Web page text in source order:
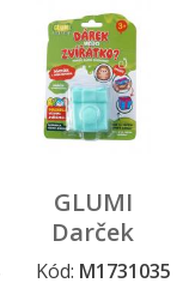
GLUMI
Darček
alebo
Kód: M1731035